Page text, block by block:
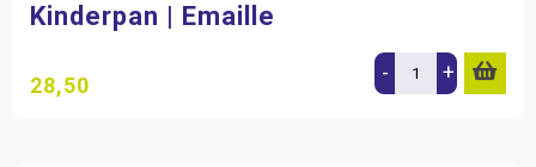
Kinderpan | Emaille
28,50 - +